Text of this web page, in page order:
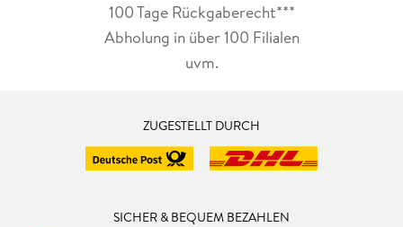
100 Tage Rückgaberecht***
Abholung in über 100 Filialen
uvm.
ZUGESTELLT DURCH
SICHER & BEQUEM BEZAHLEN